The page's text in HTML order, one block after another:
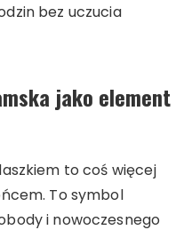
bez uczucia
jako element
to coś więcej
To symbol
i nowoczesnego